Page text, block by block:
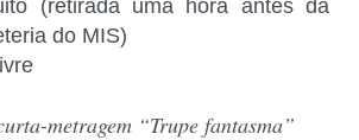
(retirada uma hora antes da
do MIS)
metragem “Trupe fantasma”